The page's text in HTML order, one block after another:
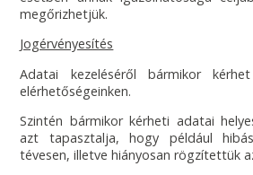
megőrizhetjük.
Jogérvényesítés
Adatai kezeléséről bármikor
elérhetőségeinken.
Szintén bármikor kérheti adatai
azt tapasztalja, hogy például
tévesen, illetve hiányosan rögzítettük